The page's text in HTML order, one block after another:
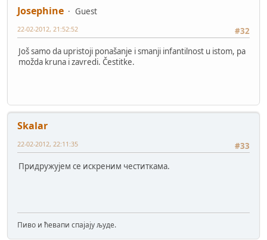
Josephine
Guest
#32
22-02-2012, 21:52:52
Još samo da upristoji ponašanje i smanji infantilnost u istom, pa
možda kruna i zavredi. Čestitke.
Skalar
#33
22-02-2012, 22:11:35
Придружујем се искреним честиткама.
Пиво и ћевапи спајају људе.